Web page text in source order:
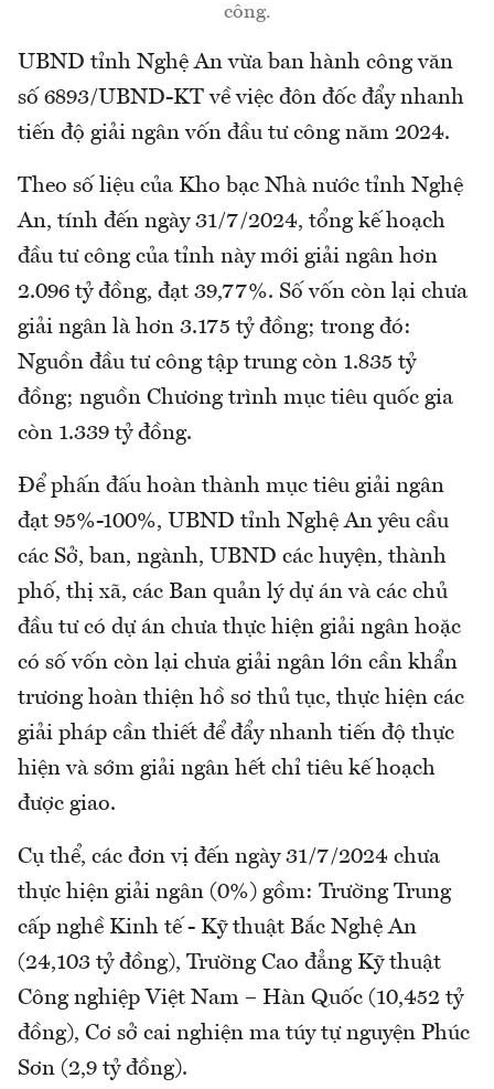
công.
UBND tỉnh Nghệ An vừa ban hành công văn
số 6893/UBND-KT về việc đôn đốc đẩy nhanh
tiến độ giải ngân vốn đầu tư công năm 2024.
Theo số liệu của Kho bạc Nhà nước tỉnh Nghệ
An, tính đến ngày 31/7/2024, tổng kế hoạch
đầu tư công của tỉnh này mới giải ngân hơn
2.096 tỷ đồng, đạt 39,77%. Số vốn còn lại chưa
giải ngân là hơn 3.175 tỷ đồng; trong đó:
Nguồn đầu tư công tập trung còn 1.835 tỷ
đồng; nguồn Chương trình mục tiêu quốc gia
còn 1.339 tỷ đồng.
Để phấn đấu hoàn thành mục tiêu giải ngân
đạt 95%-100%, UBND tỉnh Nghệ An yêu cầu
các Sở, ban, ngành, UBND các huyện, thành
phố, thị xã, các Ban quản lý dự án và các chủ
đầu tư có dự án chưa thực hiện giải ngân hoặc
có số vốn còn lại chưa giải ngân lớn cần khẩn
trương hoàn thiện hồ sơ thủ tục, thực hiện các
giải pháp cần thiết để đẩy nhanh tiến độ thực
hiện và sớm giải ngân hết chỉ tiêu kế hoạch
được giao.
Cụ thể, các đơn vị đến ngày 31/7/2024 chưa
thực hiện giải ngân (0%) gồm: Trường Trung
cấp nghề Kinh tế - Kỹ thuật Bắc Nghệ An
(24,103 tỷ đồng), Trường Cao đẳng Kỹ thuật
Công nghiệp Việt Nam – Hàn Quốc (10,452 tỷ
đồng), Cơ sở cai nghiện ma túy tự nguyện Phúc
Sơn (2,9 tỷ đồng).